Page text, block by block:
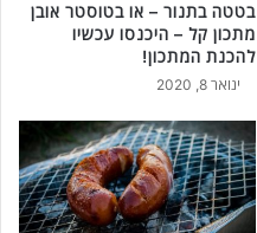
בטטה בתנור – או בטוסטר אובן
מתכון קל – היכנסו עכשיו
להכנת המתכון!
ינואר 8, 2020